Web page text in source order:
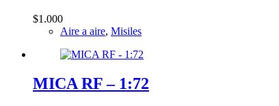
$1.000
Aire a aire, Misiles
MICA RF – 1:72